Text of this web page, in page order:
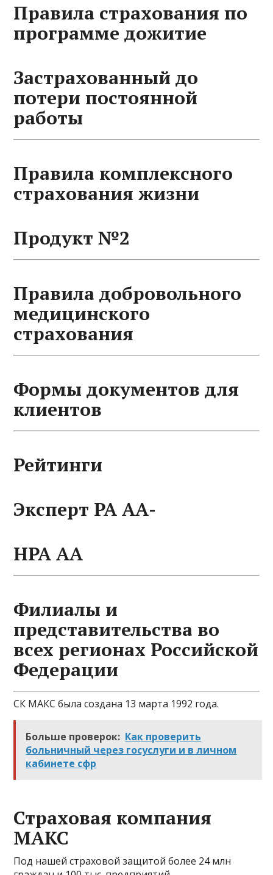
Правила страхования по
программе дожитие
Застрахованный до
потери постоянной
работы
Правила комплексного
страхования жизни
Продукт №2
Правила добровольного
медицинского
страхования
Формы документов для
клиентов
Рейтинги
Эксперт РА АА-
НРА АА
Филиалы и
представительства во
всех регионах Российской
Федерации
СК МАКС была создана 13 марта 1992 года.
Больше проверок: Как проверить
больничный через госуслуги и в личном
кабинете сфр
Страховая компания
МАКС
Под нашей страховой защитой более 24 млн